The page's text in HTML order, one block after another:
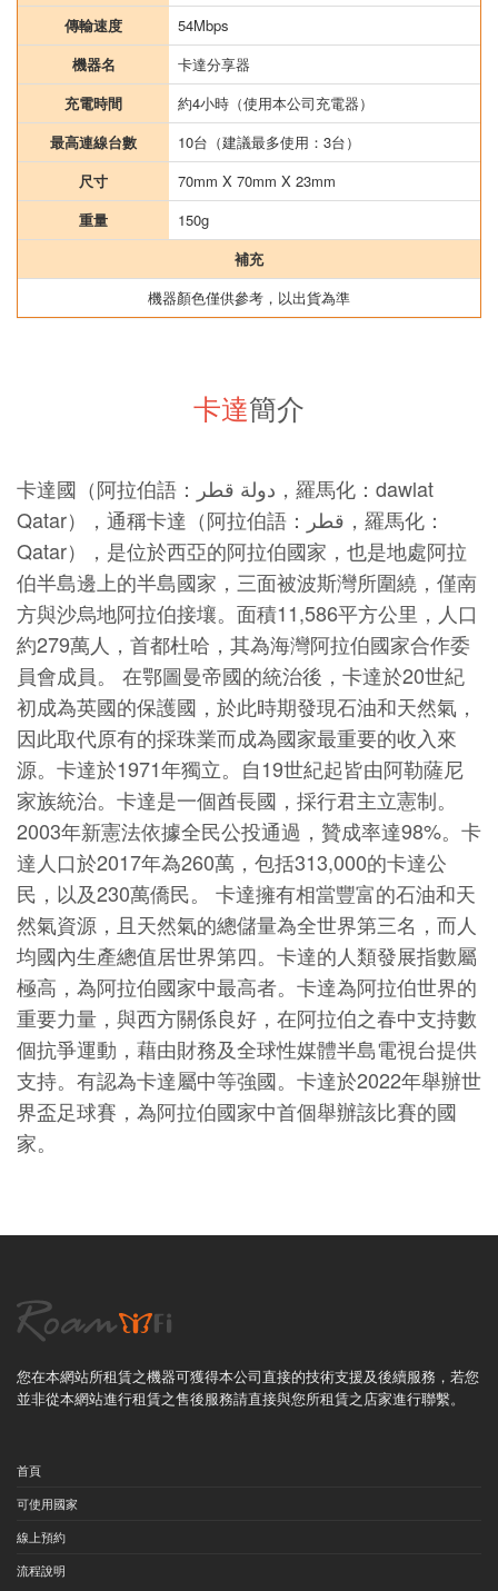
傳輸速度
54Mbps
機器名
卡達分享器
充電時間
約4小時（使用本公司充電器）
最高連線台數
10台（建議最多使用：3台）
尺寸
70mm X 70mm X 23mm
重量
150g
補充
機器顏色僅供參考，以出貨為準
卡達簡介
卡達國（阿拉伯語：دولة قطر，羅馬化：dawlat
Qatar），通稱卡達（阿拉伯語：قطر，羅馬化：
Qatar），是位於西亞的阿拉伯國家，也是地處阿拉
伯半島邊上的半島國家，三面被波斯灣所圍繞，僅南
方與沙烏地阿拉伯接壤。面積11,586平方公里，人口
約279萬人，首都杜哈，其為海灣阿拉伯國家合作委
員會成員。 在鄂圖曼帝國的統治後，卡達於20世紀
初成為英國的保護國，於此時期發現石油和天然氣，
因此取代原有的採珠業而成為國家最重要的收入來
源。卡達於1971年獨立。自19世紀起皆由阿勒薩尼
家族統治。卡達是一個酋長國，採行君主立憲制。
2003年新憲法依據全民公投通過，贊成率達98%。卡
達人口於2017年為260萬，包括313,000的卡達公
民，以及230萬僑民。 卡達擁有相當豐富的石油和天
然氣資源，且天然氣的總儲量為全世界第三名，而人
均國內生產總值居世界第四。卡達的人類發展指數屬
極高，為阿拉伯國家中最高者。卡達為阿拉伯世界的
重要力量，與西方關係良好，在阿拉伯之春中支持數
個抗爭運動，藉由財務及全球性媒體半島電視台提供
支持。有認為卡達屬中等強國。卡達於2022年舉辦世
界盃足球賽，為阿拉伯國家中首個舉辦該比賽的國
家。
您在本網站所租賃之機器可獲得本公司直接的技術支援及後續服務，若您
並非從本網站進行租賃之售後服務請直接與您所租賃之店家進行聯繫。
首頁
可使用國家
線上預約
流程說明